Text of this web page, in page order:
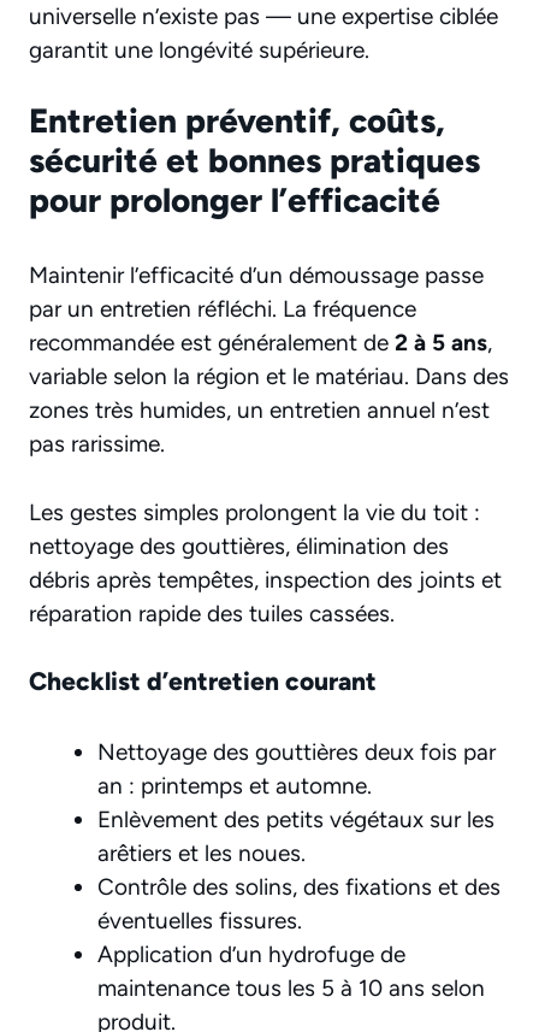
universelle n’existe pas — une expertise ciblée
garantit une longévité supérieure.
Entretien préventif, coûts,
sécurité et bonnes pratiques
pour prolonger l’efficacité
Maintenir l’efficacité d’un démoussage passe
par un entretien réfléchi. La fréquence
recommandée est généralement de 2 à 5 ans,
variable selon la région et le matériau. Dans des
zones très humides, un entretien annuel n’est
pas rarissime.
Les gestes simples prolongent la vie du toit :
nettoyage des gouttières, élimination des
débris après tempêtes, inspection des joints et
réparation rapide des tuiles cassées.
Checklist d’entretien courant
Nettoyage des gouttières deux fois par
an : printemps et automne.
Enlèvement des petits végétaux sur les
arêtiers et les noues.
Contrôle des solins, des fixations et des
éventuelles fissures.
Application d’un hydrofuge de
maintenance tous les 5 à 10 ans selon
produit.